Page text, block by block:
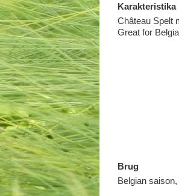
Karakteristika
Château Spelt
Great for
Brug
Belgian